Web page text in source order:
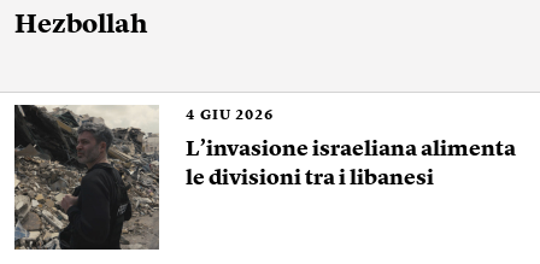
Hezbollah
4 GIU 2026
L’invasione israeliana alimenta
le divisioni tra i libanesi